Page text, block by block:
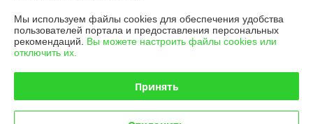
О нас
Контакты
Доставка и оплата
Мы используем файлы cookies для обеспечения удобства
пользователей портала и предоставления персональных
рекомендаций. Вы можете настроить файлы cookies или
отключить их.
Принять